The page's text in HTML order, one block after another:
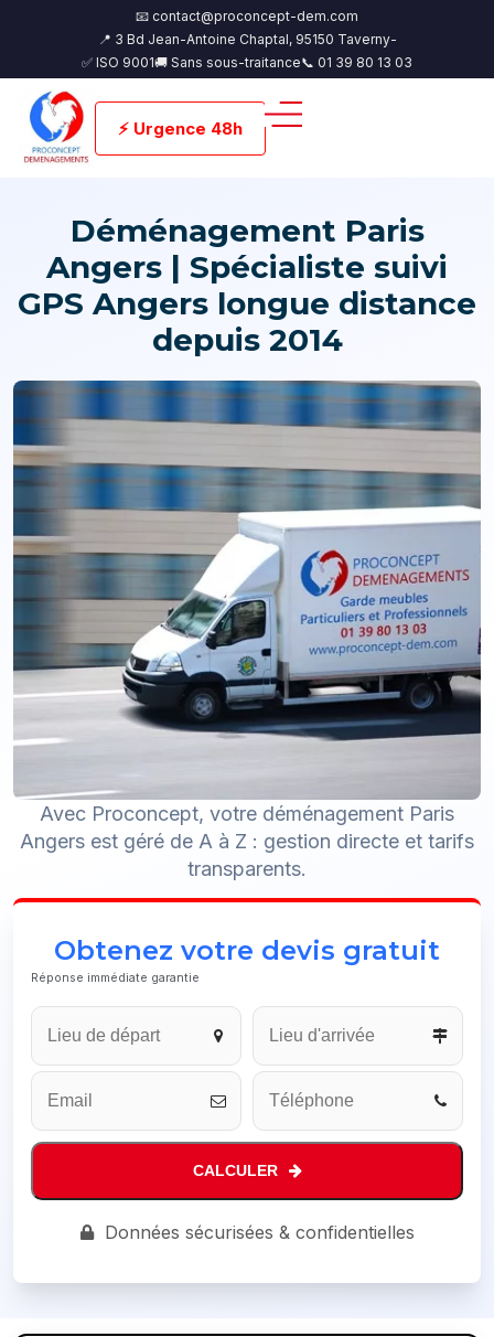
📧 contact@proconcept-dem.com
📍 3 Bd Jean-Antoine Chaptal, 95150 Taverny-
✅ ISO 9001🚚 Sans sous-traitance📞 01 39 80 13 03
⚡ Urgence 48h
Déménagement Paris
Angers | Spécialiste suivi
GPS Angers longue distance
depuis 2014
Avec Proconcept, votre déménagement Paris
Angers est géré de A à Z : gestion directe et tarifs
transparents.
Obtenez votre devis gratuit
Réponse immédiate garantie
Website
CALCULER
Données sécurisées & confidentielles